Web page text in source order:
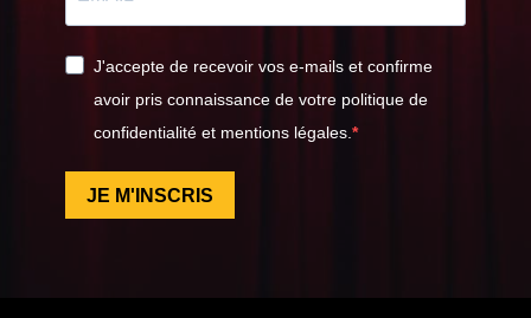
J'accepte de recevoir vos e-mails et confirme
avoir pris connaissance de votre politique de
confidentialité et mentions légales.
JE M'INSCRIS